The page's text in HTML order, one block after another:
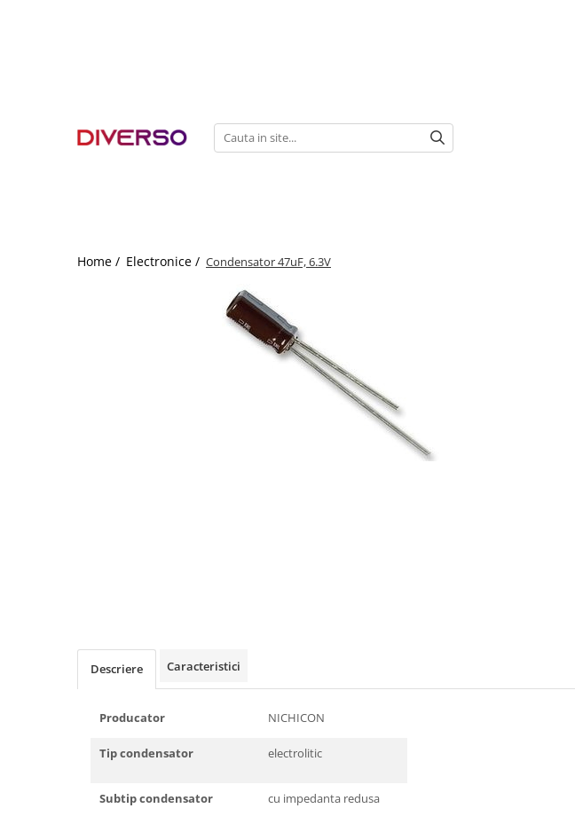
Home / Electronice / Condensator 47uF, 6.3V
Descriere Caracteristici
Producator NICHICON
Tip condensator electrolitic
Subtip condensator cu impedanta redusa